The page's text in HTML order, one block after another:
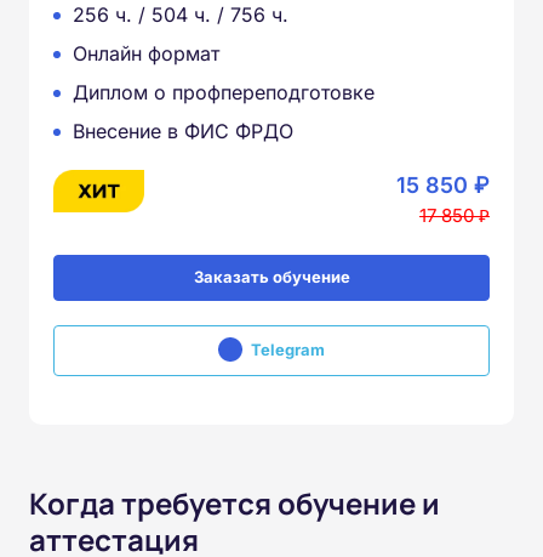
256 ч. / 504 ч. / 756 ч.
Онлайн формат
Диплом о профпереподготовке
Внесение в ФИС ФРДО
15 850 ₽
17 850 ₽
Заказать обучение
Telegram
Когда требуется обучение и
аттестация